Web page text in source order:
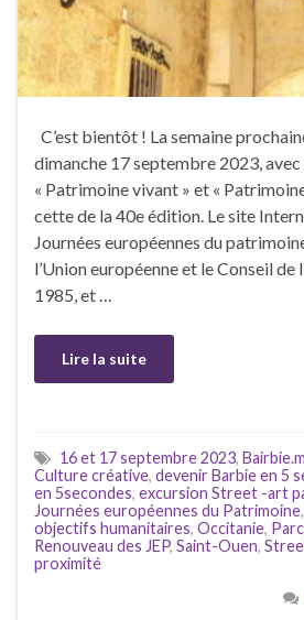
C’est bientôt ! La semaine
dimanche 17 septembre 2023, avec
« Patrimoine vivant » et «
cette de la 40e édition. Le site
Journées européennes du
l’Union européenne et le Conseil de
1985, et …
Lire la suite
16 et 17 septembre 2023,
Culture créative, devenir Barbie en 5
en 5secondes, excursion Street -art
Journées européennes du Patrimoine,
objectifs humanitaires, Occitanie,
Renouveau des JEP, Saint-Ouen,
proximité